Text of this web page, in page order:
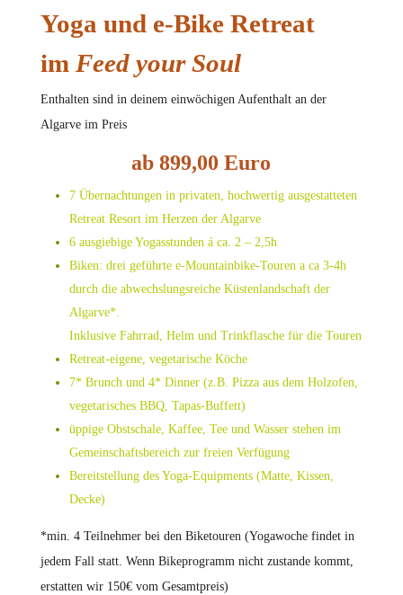
Yoga und e-Bike Retreat
im Feed your Soul
Enthalten sind in deinem einwöchigen Aufenthalt an der
Algarve im Preis
ab 899,00 Euro
7 Übernachtungen in privaten, hochwertig ausgestatteten
Retreat Resort im Herzen der Algarve
6 ausgiebige Yogasstunden á ca. 2 – 2,5h
Biken: drei geführte e-Mountainbike-Touren a ca 3-4h
durch die abwechslungsreiche Küstenlandschaft der
Algarve*.
Inklusive Fahrrad, Helm und Trinkflasche für die Touren
Retreat-eigene, vegetarische Köche
7* Brunch und 4* Dinner (z.B. Pizza aus dem Holzofen,
vegetarisches BBQ, Tapas-Buffett)
üppige Obstschale, Kaffee, Tee und Wasser stehen im
Gemeinschaftsbereich zur freien Verfügung
Bereitstellung des Yoga-Equipments (Matte, Kissen,
Decke)
*min. 4 Teilnehmer bei den Biketouren (Yogawoche findet in
jedem Fall statt. Wenn Bikeprogramm nicht zustande kommt,
erstatten wir 150€ vom Gesamtpreis)